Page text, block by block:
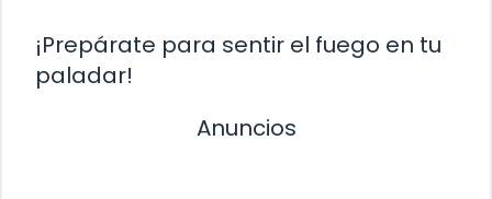
¡Prepárate para sentir el fuego en tu
paladar!
Anuncios